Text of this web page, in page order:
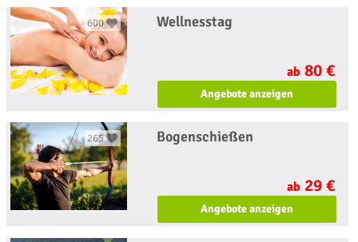
600 Wellnesstag
ab 80 €
Angebote anzeigen
265 Bogenschießen
ab 29 €
Angebote anzeigen